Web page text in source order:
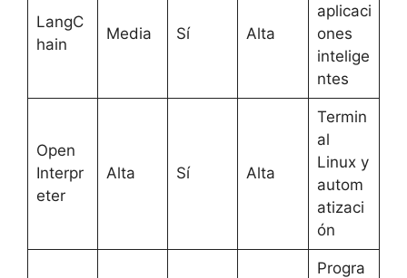
LangC
hain
Media Sí Alta
aplicaci
ones
intelige
ntes
Open
Interpr
eter
Alta Sí Alta
Termin
al
Linux y
autom
atizaci
ón
Progra